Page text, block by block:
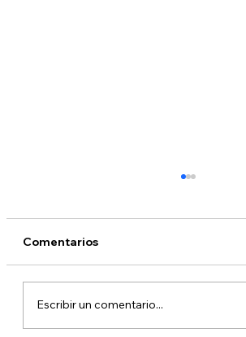
Comentarios
Escribir un comentario...